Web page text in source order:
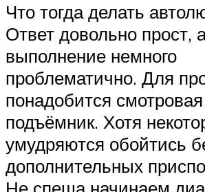
Что тогда делать
Ответ довольно прост,
выполнение немного
проблематично. Для
понадобится
подъёмник. Хотя
умудряются обойтись
дополнительных